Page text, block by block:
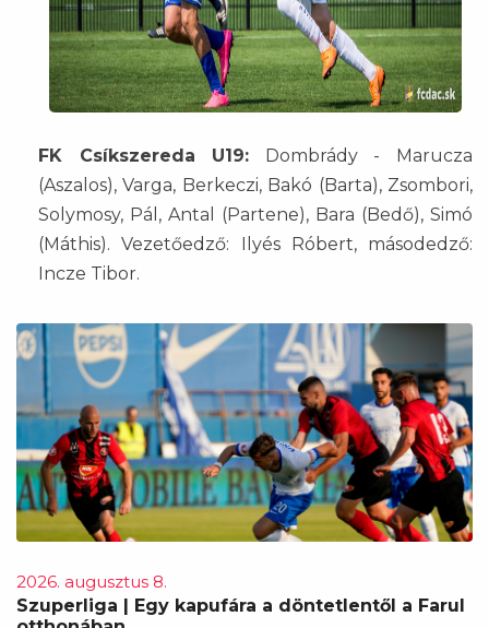
FK Csíkszereda U19: Dombrády - Marucza
(Aszalos), Varga, Berkeczi, Bakó (Barta), Zsombori,
Solymosy, Pál, Antal (Partene), Bara (Bedő), Simó
(Máthis). Vezetőedző: Ilyés Róbert, másodedző:
Incze Tibor.
2026. augusztus 8.
Szuperliga | Egy kapufára a döntetlentől a Farul